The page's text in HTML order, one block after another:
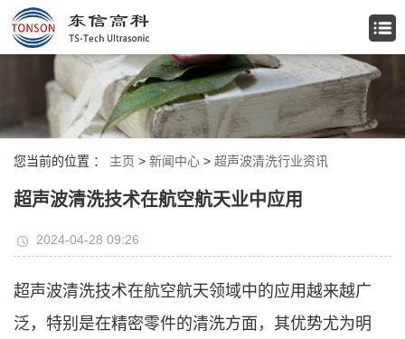
您当前的位置 ： 主页 > 新闻中心 > 超声波清洗行业资讯
超声波清洗技术在航空航天业中应用
2024-04-28 09:26
超声波清洗技术在航空航天领域中的应用越来越广
泛，特别是在精密零件的清洗方面，其优势尤为明